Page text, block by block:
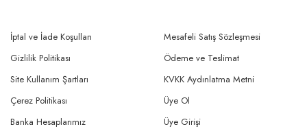
İptal ve İade Koşulları
Gizlilik Politikası
Site Kullanım Şartları
Mesafeli Satış Sözleşmesi
Ödeme ve Teslimat
KVKK Aydınlatma Metni
Çerez Politikası
Banka Hesaplarımız
Üye Ol
Üye Girişi